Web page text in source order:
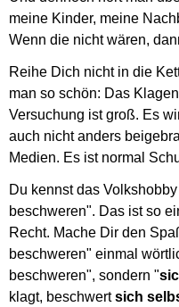
meine Kinder, meine
Wenn die nicht wären,
Reihe Dich nicht in die
man so schön: Das
Versuchung ist groß. Es
auch nicht anders
Medien. Es ist normal
Du kennst das
beschweren". Das ist so
Recht. Mache Dir den
beschweren" einmal
beschweren", sondern "
klagt, beschwertsich